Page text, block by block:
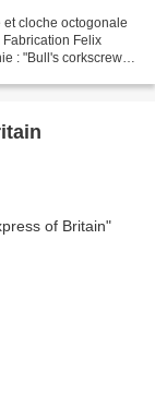
cloche octogonale
Felix
: "Bull's corkscrew